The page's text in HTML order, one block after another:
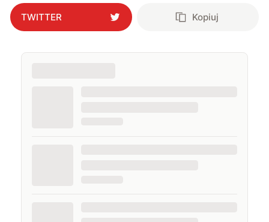
TWITTER Kopiuj